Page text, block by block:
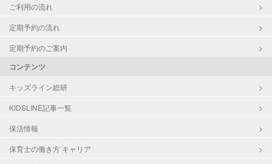
ご利用の流れ
定期予約の流れ
定期予約のご案内
コンテンツ
キッズライン総研
KIDSLINE記事一覧
保活情報
保育士の働き方 キャリア